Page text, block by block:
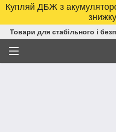
Купляй ДБЖ з
Товари для стабільного і